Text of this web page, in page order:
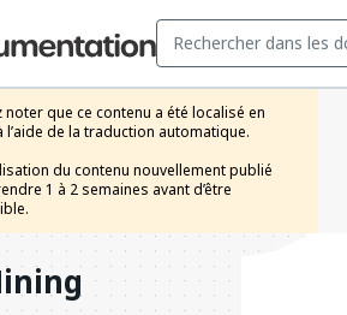
noter que ce contenu a été localisé en
l’aide de la traduction automatique.
du contenu nouvellement publié
1 à 2 semaines avant d’être